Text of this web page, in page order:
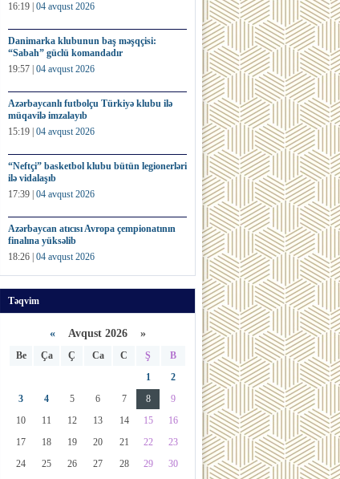
16:19 | 04 avqust 2026
Danimarka klubunun baş məşqçisi:
“Sabah” güclü komandadır
19:57 | 04 avqust 2026
Azərbaycanlı futbolçu Türkiyə klubu ilə
müqavilə imzalayıb
15:19 | 04 avqust 2026
“Neftçi” basketbol klubu bütün legionerləri
ilə vidalaşıb
17:39 | 04 avqust 2026
Azərbaycan atıcısı Avropa çempionatının
finalına yüksəlib
18:26 | 04 avqust 2026
Təqvim
«Avqust 2026 »
Be Ça Ç Ca C Ş
B
1
2
3
4 5 6 7 8
9
10
11 12 13 14 15
16
17
18 19 20 21 22
23
24
25 26 27 28 29
30